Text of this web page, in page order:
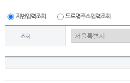
지번입력조회 도로명주소입력조회
조회